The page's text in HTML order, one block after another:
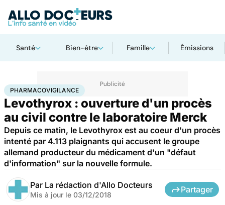
Santé Bien-être Famille Émissions
AccueilSantéMédicaments Pharmacovigilance
PHARMACOVIGILANCE
Levothyrox : ouverture d'un procès
au civil contre le laboratoire Merck
Depuis ce matin, le Levothyrox est au coeur d'un procès
intenté par 4.113 plaignants qui accusent le groupe
allemand producteur du médicament d'un "défaut
d'information" sur la nouvelle formule.
Par La rédaction d'Allo Docteurs
Mis à jour le 03/12/2018
Partager